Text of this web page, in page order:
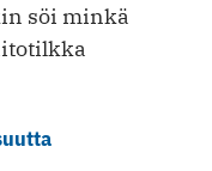
söi minkä